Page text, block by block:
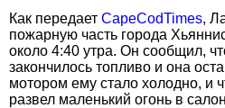
Как передает CapeCodTimes,
пожарную часть города
около 4:40 утра. Он сообщил,
закончилось топливо и она
мотором ему стало холодно, и
развел маленький огонь в